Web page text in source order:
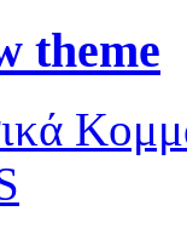
theme